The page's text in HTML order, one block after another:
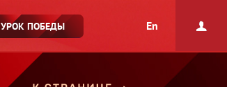
УРОК ПОБЕДЫ En